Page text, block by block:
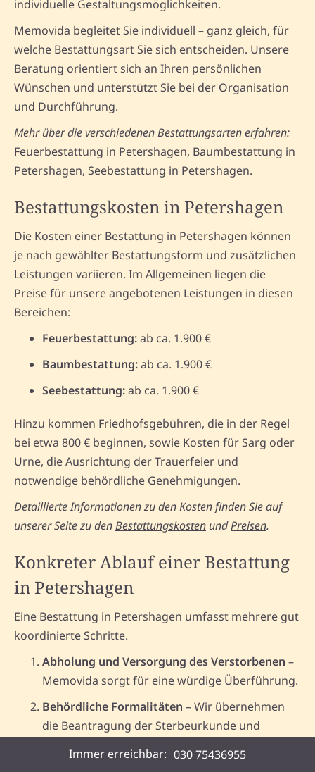
individuelle Gestaltungsmöglichkeiten.
Memovida begleitet Sie individuell – ganz gleich, für
welche Bestattungsart Sie sich entscheiden. Unsere
Beratung orientiert sich an Ihren persönlichen
Wünschen und unterstützt Sie bei der Organisation
und Durchführung.
Mehr über die verschiedenen Bestattungsarten erfahren:
Feuerbestattung in Petershagen, Baumbestattung in
Petershagen, Seebestattung in Petershagen.
Bestattungskosten in Petershagen
Die Kosten einer Bestattung in Petershagen können
je nach gewählter Bestattungsform und zusätzlichen
Leistungen variieren. Im Allgemeinen liegen die
Preise für unsere angebotenen Leistungen in diesen
Bereichen:
Feuerbestattung:ab ca. 1.900 €
Baumbestattung:ab ca. 1.900 €
Seebestattung:ab ca. 1.900 €
Hinzu kommen Friedhofsgebühren, die in der Regel
bei etwa 800 € beginnen, sowie Kosten für Sarg oder
Urne, die Ausrichtung der Trauerfeier und
notwendige behördliche Genehmigungen.
Detaillierte Informationen zu den Kosten finden Sie auf
unserer Seite zu denBestattungskosten undPreisen.
Konkreter Ablauf einer Bestattung
in Petershagen
Eine Bestattung in Petershagen umfasst mehrere gut
koordinierte Schritte.
Abholung und Versorgung des Verstorbenen –
Memovida sorgt für eine würdige Überführung.
Behördliche Formalitäten – Wir übernehmen
die Beantragung der Sterbeurkunde und
Immer erreichbar: 030 75436955